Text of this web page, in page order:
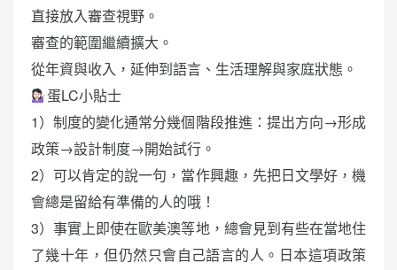
直接放入審查視野。
審查的範圍繼續擴大。
從年資與收入，延伸到語言、生活理解與家庭狀態。
蛋LC小貼士
1）制度的變化通常分幾個階段推進：提出方向→形成
政策→設計制度→開始試行。
2）可以肯定的說一句，當作興趣，先把日文學好，機
會總是留給有準備的人的哦！
3）事實上即使在歐美澳等地，總會見到有些在當地住
了幾十年，但仍然只會自己語言的人。日本這項政策